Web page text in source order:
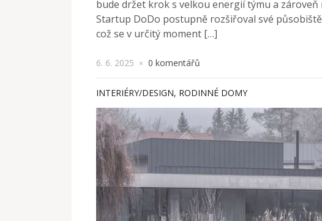
bude držet krok s velkou energií týmu a
Startup DoDo postupně rozšiřoval své
což se v určitý moment […]
6. 6. 2025 × 0 komentářů
INTERIÉRY/DESIGN, RODINNÉ DOMY